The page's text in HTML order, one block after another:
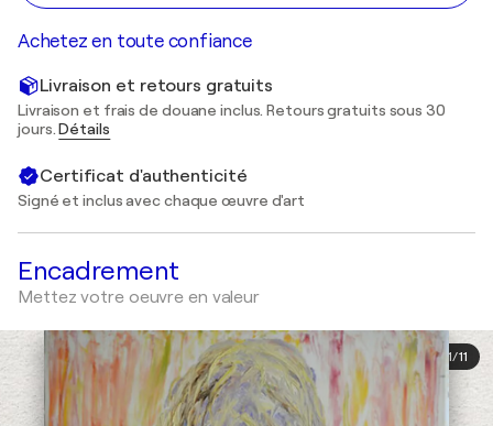
Achetez en toute confiance
Livraison et retours gratuits
Livraison et frais de douane inclus. Retours gratuits sous 30
jours.Détails
Certificat d'authenticité
Signé et inclus avec chaque œuvre d'art
Encadrement
Mettez votre oeuvre en valeur
1/11